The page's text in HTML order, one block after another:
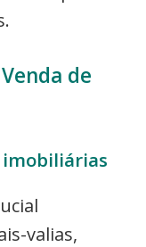
de
imobiliárias
valias,